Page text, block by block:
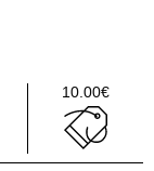
10.00€